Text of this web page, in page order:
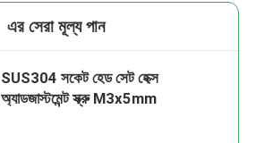
এর সেরা মূল্য পান
SUS304 সকেট হেড সেট হেক্স
অ্যাডজাস্টমেন্ট স্ক্রু M3x5mm